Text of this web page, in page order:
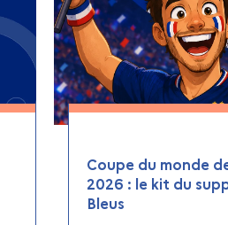
Coupe du monde
2026 : le kit du
Bleus